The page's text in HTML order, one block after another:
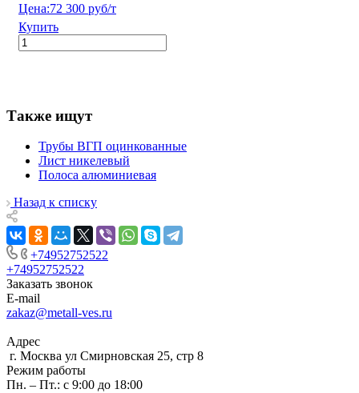
Цена:72 300 руб/т
Купить
Также ищут
Трубы ВГП оцинкованные
Лист никелевый
Полоса алюминиевая
Назад к списку
+74952752522
+74952752522
Заказать звонок
E-mail
zakaz@metall-ves.ru
Адрес
г. Москва ул Смирновская 25, стр 8
Режим работы
Пн. – Пт.: с 9:00 до 18:00